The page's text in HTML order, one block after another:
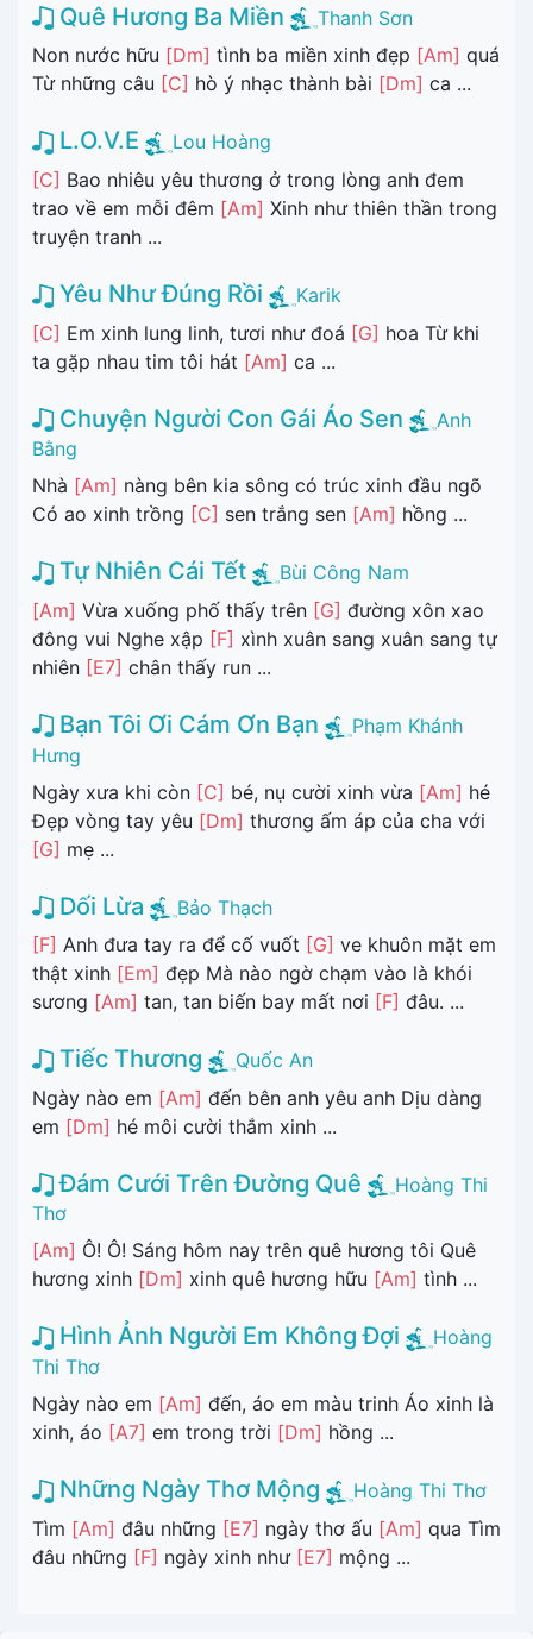
Quê Hương Ba Miền
Thanh Sơn
Non nước hữu [Dm] tình ba miền xinh đẹp [Am] quá
Từ những câu [C] hò ý nhạc thành bài [Dm] ca ...
L.O.V.E
Lou Hoàng
[C] Bao nhiêu yêu thương ở trong lòng anh đem
trao về em mỗi đêm [Am] Xinh như thiên thần trong
truyện tranh ...
Yêu Như Đúng Rồi
Karik
[C] Em xinh lung linh, tươi như đoá [G] hoa Từ khi
ta gặp nhau tim tôi hát [Am] ca ...
Chuyện Người Con Gái Áo Sen
Anh
Bằng
Nhà [Am] nàng bên kia sông có trúc xinh đầu ngõ
Có ao xinh trồng [C] sen trắng sen [Am] hồng ...
Tự Nhiên Cái Tết
Bùi Công Nam
[Am] Vừa xuống phố thấy trên [G] đường xôn xao
đông vui Nghe xập [F] xình xuân sang xuân sang tự
nhiên [E7] chân thấy run ...
Bạn Tôi Ơi Cám Ơn Bạn
Phạm Khánh
Hưng
Ngày xưa khi còn [C] bé, nụ cười xinh vừa [Am] hé
Đẹp vòng tay yêu [Dm] thương ấm áp của cha với
[G] mẹ ...
Dối Lừa
Bảo Thạch
[F] Anh đưa tay ra để cố vuốt [G] ve khuôn mặt em
thật xinh [Em] đẹp Mà nào ngờ chạm vào là khói
sương [Am] tan, tan biến bay mất nơi [F] đâu. ...
Tiếc Thương
Quốc An
Ngày nào em [Am] đến bên anh yêu anh Dịu dàng
em [Dm] hé môi cười thắm xinh ...
Đám Cưới Trên Đường Quê
Hoàng Thi
Thơ
[Am] Ô! Ô! Sáng hôm nay trên quê hương tôi Quê
hương xinh [Dm] xinh quê hương hữu [Am] tình ...
Hình Ảnh Người Em Không Đợi
Hoàng
Thi Thơ
Ngày nào em [Am] đến, áo em màu trinh Áo xinh là
xinh, áo [A7] em trong trời [Dm] hồng ...
Những Ngày Thơ Mộng
Hoàng Thi Thơ
Tìm [Am] đâu những [E7] ngày thơ ấu [Am] qua Tìm
đâu những [F] ngày xinh như [E7] mộng ...